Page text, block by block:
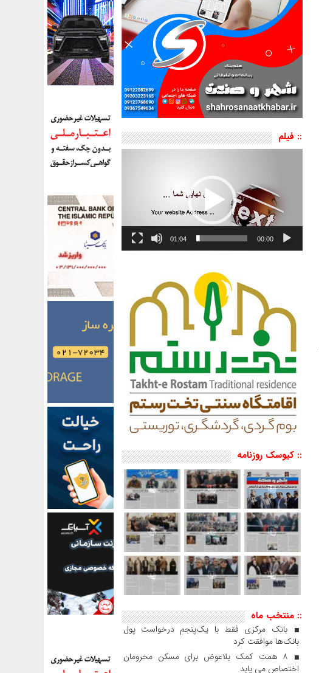
:: فیلم
نمایشگر
00:00
01:04
:: کیوسک روزنامه
:: منتخب ماه
بانک مرکزی فقط با یک‌‎پنجم درخواست پول
بانک‌ها موافقت کرد
۸ همت کمک بلاعوض برای مسکن محرومان
اختصاص می یابد